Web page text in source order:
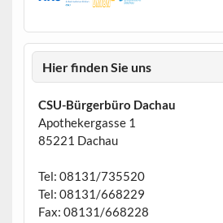
Hier finden Sie uns
CSU-Bürgerbüro Dachau
Apothekergasse 1
85221 Dachau
Tel: 08131/735520
Tel: 08131/668229
Fax: 08131/668228